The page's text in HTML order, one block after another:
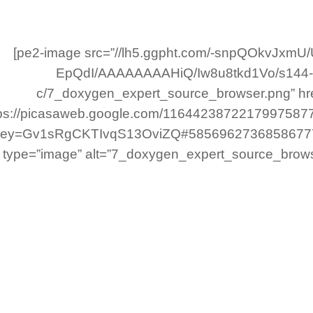
[pe2-image src=”//lh5.ggpht.com/-
EpQdI/AAAAAAAAHiQ/Iw8u8tkd1Vo/s144-
c/7_doxygen_expert_source_browser.png”
picasaweb.google.com/
type=”image”